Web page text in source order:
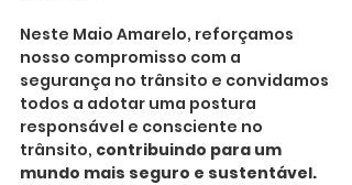
Neste Maio Amarelo, reforçamos
nosso compromisso com a
segurança no trânsito e convidamos
todos a adotar uma postura
responsável e consciente no
trânsito, contribuindo para um
mundo mais seguro e sustentável.